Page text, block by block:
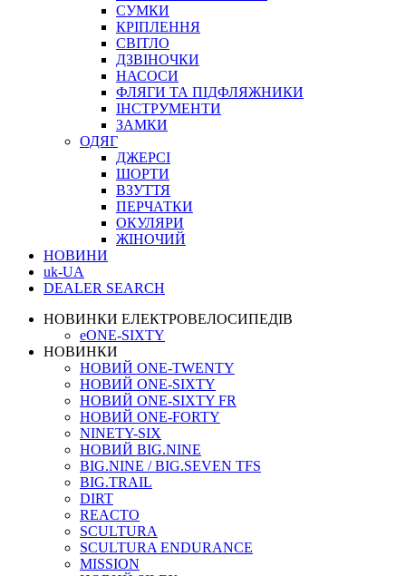
СУМКИ
КРІПЛЕННЯ
СВІТЛО
ДЗВІНОЧКИ
НАСОСИ
ФЛЯГИ ТА ПІДФЛЯЖНИКИ
ІНСТРУМЕНТИ
ЗАМКИ
ОДЯГ
ДЖЕРСІ
ШОРТИ
ВЗУТТЯ
ПЕРЧАТКИ
ОКУЛЯРИ
ЖІНОЧИЙ
НОВИНИ
uk-UA
DEALER SEARCH
НОВИНКИ ЕЛЕКТРОВЕЛОСИПЕДІВ
eONE-SIXTY
НОВИНКИ
НОВИЙ ONE-TWENTY
НОВИЙ ONE-SIXTY
НОВИЙ ONE-SIXTY FR
НОВИЙ ONE-FORTY
NINETY-SIX
НОВИЙ BIG.NINE
BIG.NINE / BIG.SEVEN TFS
BIG.TRAIL
DIRT
REACTO
SCULTURA
SCULTURA ENDURANCE
MISSION